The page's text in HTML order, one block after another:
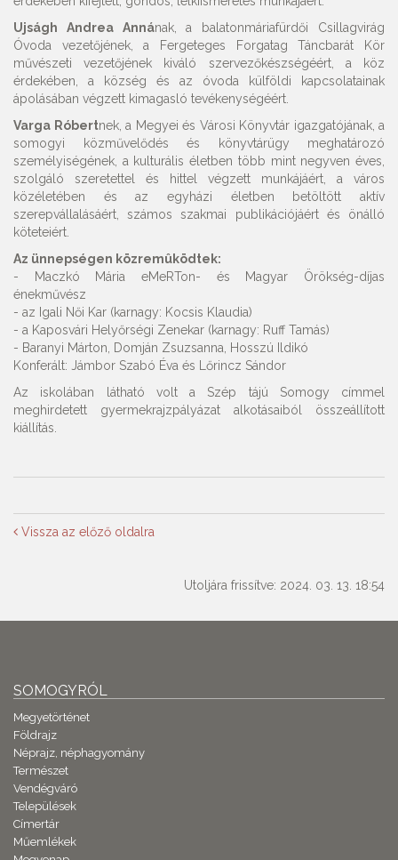
Ujságh Andrea Annának, a balatonmáriafürdői Csillagvirág
Óvoda vezetőjének, a Fergeteges Forgatag Táncbarát Kör
művészeti vezetőjének kiváló szervezőkészségéért, a köz
érdekében, a község és az óvoda külföldi kapcsolatainak
ápolásában végzett kimagasló tevékenységéért.
Varga Róbertnek, a Megyei és Városi Könyvtár igazgatójának, a
somogyi közművelődés és könyvtárügy meghatározó
személyiségének, a kulturális életben több mint negyven éves,
szolgáló szeretettel és hittel végzett munkájáért, a város
közéletében és az egyházi életben betöltött aktív
szerepvállalásáért, számos szakmai publikációjáért és önálló
köteteiért.
Az ünnepségen közremûködtek:
- Maczkó Mária eMeRTon- és Magyar Örökség-díjas
énekművész
- az Igali Női Kar (karnagy: Kocsis Klaudia)
- a Kaposvári Helyőrségi Zenekar (karnagy: Ruff Tamás)
- Baranyi Márton, Domján Zsuzsanna, Hosszú Ildikó
Konferált: Jámbor Szabó Éva és Lőrincz Sándor
Az iskolában látható volt a Szép tájú Somogy címmel
meghirdetett gyermekrajzpályázat alkotásaiból összeállított
kiállítás.
Vissza az előző oldalra
Utoljára frissítve: 2024. 03. 13. 18:54
SOMOGYRÓL
Megyetörténet
Földrajz
Néprajz, néphagyomány
Természet
Vendégváró
Települések
Címertár
Műemlékek